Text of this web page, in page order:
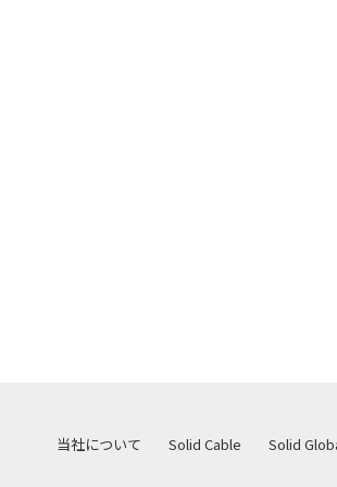
当社について Solid Cable Solid